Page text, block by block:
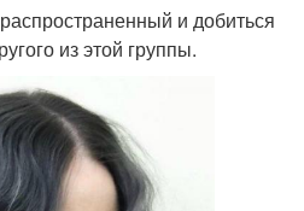
и добиться
из этой группы.